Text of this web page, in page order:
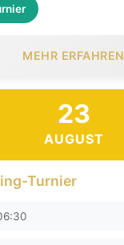
MEHR ERFAHREN
23
AUGUST
Turnier